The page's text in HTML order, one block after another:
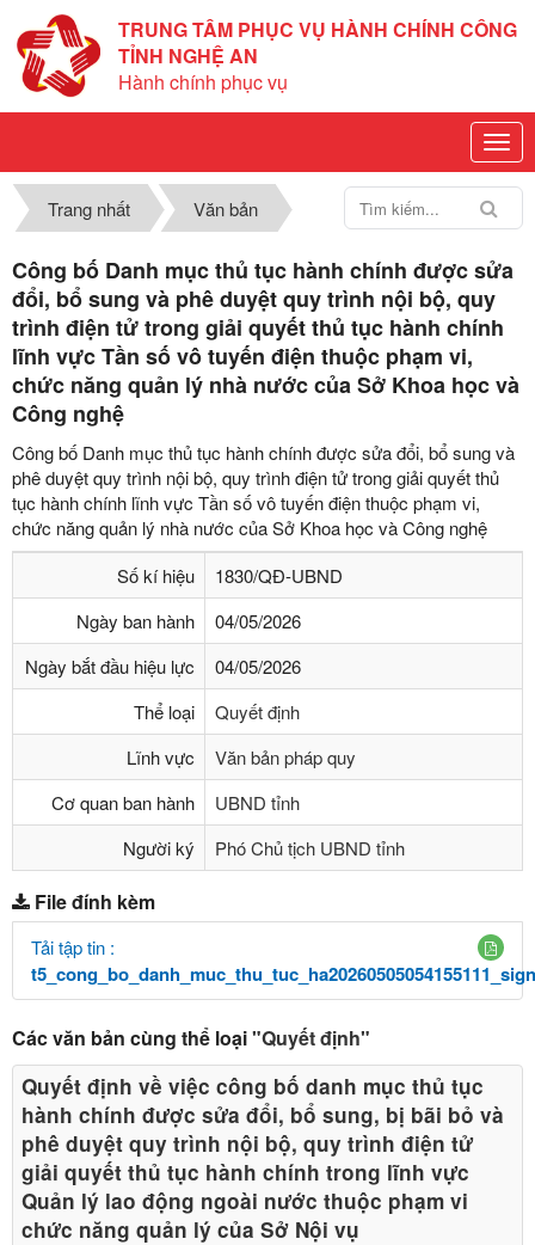
TRUNG TÂM PHỤC VỤ HÀNH CHÍNH CÔNG
TỈNH NGHỆ AN
Hành chính phục vụ
Trang nhất Văn bản
Công bố Danh mục thủ tục hành chính được sửa
đổi, bổ sung và phê duyệt quy trình nội bộ, quy
trình điện tử trong giải quyết thủ tục hành chính
lĩnh vực Tần số vô tuyến điện thuộc phạm vi,
chức năng quản lý nhà nước của Sở Khoa học và
Công nghệ
Công bố Danh mục thủ tục hành chính được sửa đổi, bổ sung và
phê duyệt quy trình nội bộ, quy trình điện tử trong giải quyết thủ
tục hành chính lĩnh vực Tần số vô tuyến điện thuộc phạm vi,
chức năng quản lý nhà nước của Sở Khoa học và Công nghệ
Số kí hiệu
1830/QĐ-UBND
Ngày ban hành
04/05/2026
Ngày bắt đầu hiệu lực
04/05/2026
Thể loại
Quyết định
Lĩnh vực
Văn bản pháp quy
Cơ quan ban hành
UBND tỉnh
Người ký
Phó Chủ tịch UBND tỉnh
File đính kèm
Tải tập tin :
Các văn bản cùng thể loại"Quyết định"
Quyết định về việc công bố danh mục thủ tục
hành chính được sửa đổi, bổ sung, bị bãi bỏ và
phê duyệt quy trình nội bộ, quy trình điện tử
giải quyết thủ tục hành chính trong lĩnh vực
Quản lý lao động ngoài nước thuộc phạm vi
chức năng quản lý của Sở Nội vụ